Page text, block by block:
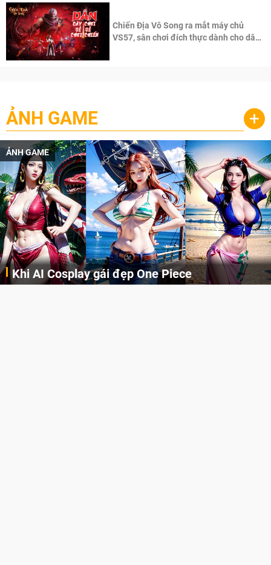
Chiến Địa Vô Song ra mắt máy chủ
VS57, sân chơi đích thực dành cho dân
ẢNH GAME +
ẢNH GAME
Khi AI Cosplay gái đẹp One Piece